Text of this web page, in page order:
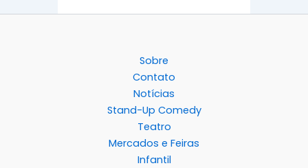
Sobre
Contato
Notícias
Stand-Up Comedy
Teatro
Mercados e Feiras
Infantil